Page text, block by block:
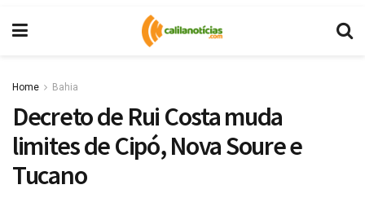
Home Bahia
Decreto de Rui Costa muda
limites de Cipó, Nova Soure e
Tucano